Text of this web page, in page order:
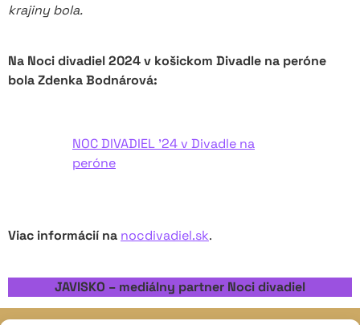
krajiny bola.
Na Noci divadiel 2024 v košickom Divadle na peróne
bola Zdenka Bodnárová:
NOC DIVADIEL ’24 v Divadle na
peróne
Viac informácií na nocdivadiel.sk.
JAVISKO – mediálny partner Noci divadiel